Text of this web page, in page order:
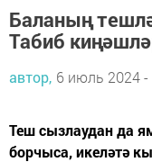
Баланың
Табиб
автор, 6 июль 2024 -
Теш сызлаудан да
борчыса, икеләтә